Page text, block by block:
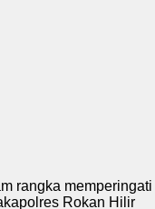
rangka memperingati
Rokan Hilir